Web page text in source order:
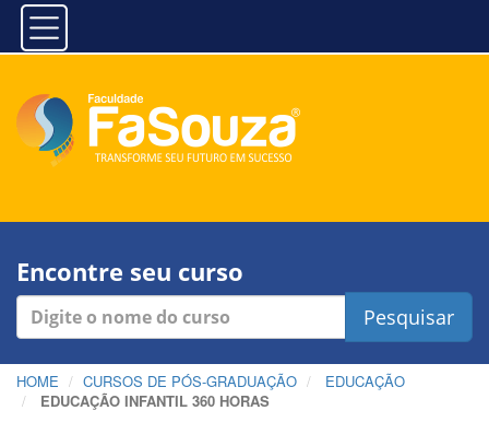
Encontre seu curso
Pesquisar
HOME CURSOS DE PÓS-GRADUAÇÃO
EDUCAÇÃO
EDUCAÇÃO INFANTIL 360 HORAS